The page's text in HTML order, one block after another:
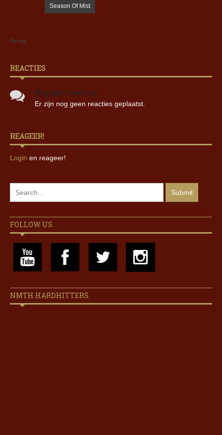
Season Of Mist
Array
REACTIES
Nog geen reacties!
Er zijn nog geen reacties geplaatst.
REAGEER!
Login en reageer!
FOLLOW US
NMTH HARDHITTERS